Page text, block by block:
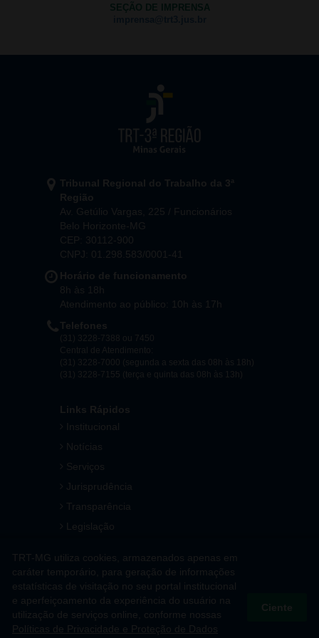
SEÇÃO DE IMPRENSA
Tribunal Regional do Trabalho da 3ª
Região
Av. Getúlio Vargas, 225 / Funcionários
Belo Horizonte-MG
CEP: 30112-900
CNPJ: 01.298.583/0001-41
Horário de funcionamento
8h às 18h
Atendimento ao público: 10h às 17h
Telefones
(31) 3228-7388 ou 7450
Central de Atendimento:
(31) 3228-7000 (segunda a sexta das 08h às 18h)
(31) 3228-7155 (terça e quinta das 08h às 13h)
Links Rápidos
Institucional
Notícias
Serviços
Jurisprudência
Transparência
Legislação
Contato
Mapa do Site
TRT-MG utiliza cookies, armazenados apenas em
caráter temporário, para geração de informações
estatísticas de visitação no seu portal institucional
e aperfeiçoamento da experiência do usuário na
utilização de serviços online, conforme nossas
Políticas de Privacidade e Proteção de Dados
Ciente